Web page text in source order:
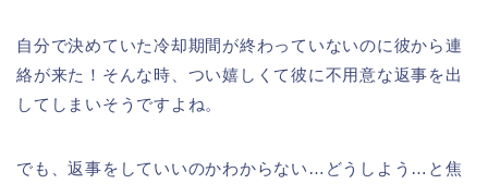
自分で決めていた冷却期間が終わっていないのに彼から連
絡が来た！そんな時、つい嬉しくて彼に不用意な返事を出
してしまいそうですよね。
でも、返事をしていいのかわからない…どうしよう…と焦